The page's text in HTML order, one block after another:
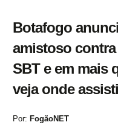
Botafogo
amistoso
SBT e em mais
veja onde
Por: FogãoNET